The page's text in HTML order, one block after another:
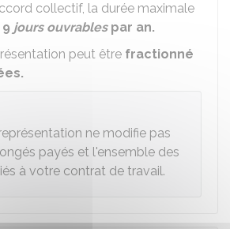
collectif, la durée maximale
9 jours ouvrablespar an.
peut être fractionné
ne modifie pas
payés et l'ensemble des
à votre contrat de travail.